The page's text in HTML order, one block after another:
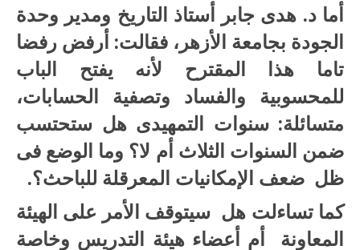
أما د. هدى جابر أستاذ التاريخ ومدير وحدة
الجودة بجامعة الأزهر، فقالت: أرفض رفضا
تاما هذا المقترح لأنه يفتح الباب
للمحسوبية والفساد وتصفية الحسابات،
متسائلة: سنوات التمهيدى هل ستحتسب
ضمن السنوات الثلاث أم لا؟ وما الوضع فى
ظل ضعف الإمكانيات المعرقلة للباحث؟.
كما تساءلت هل سيتوقف الأمر على الهيئة
المعاونة أم أعضاء هيئة التدريس وخاصة